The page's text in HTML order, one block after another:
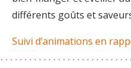
différents goûts et
Suivi d’animations en